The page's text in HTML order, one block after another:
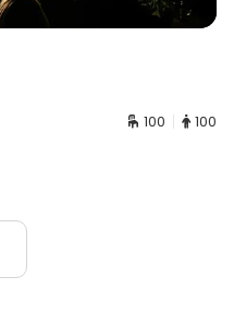
100 100